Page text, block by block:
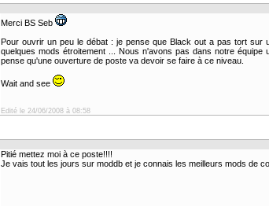
Merci BS Seb
Pour ouvrir un peu le débat : je pense que Black out a pas tort sur
quelques mods étroitement ... Nous n'avons pas dans notre équipe
pense qu'une ouverture de poste va devoir se faire à ce niveau.
Wait and see
Edité le 24/06/2008 à 08:58
Pitié mettez moi à ce poste!!!!
Je vais tout les jours sur moddb et je connais les meilleurs mods de